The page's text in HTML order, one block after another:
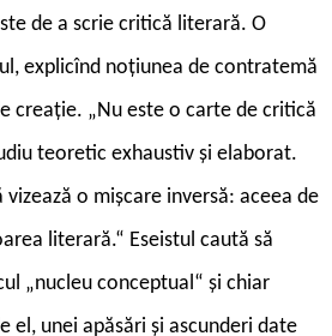
de a scrie critică literară. O
explicînd noțiunea de contratemă
creație. „Nu este o carte de critică
teoretic exhaustiv și elaborat.
o mișcare inversă: aceea de
literară.“ Eseistul caută să
„nucleu conceptual“ și chiar
el, unei apăsări și ascunderi date